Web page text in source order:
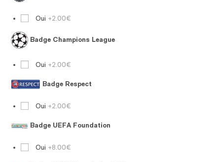
Oui +2.00€
Badge Champions League
Oui +2.00€
Badge Respect
Oui +2.00€
Badge UEFA Foundation
Oui +8.00€